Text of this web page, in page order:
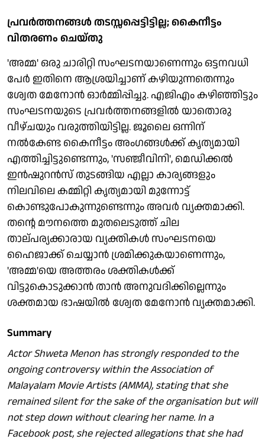
പ്രവർത്തനങ്ങൾ തടസ്സപ്പെട്ടിട്ടില്ല; കൈനീട്ടം
വിതരണം ചെയ്തു
'അമ്മ' ഒരു ചാരിറ്റി സംഘടനയാണെന്നും ഒട്ടനവധി
പേർ ഇതിനെ ആശ്രയിച്ചാണ് കഴിയുന്നതെന്നും
ശ്വേത മേനോൻ ഓർമ്മിപ്പിച്ചു. എജിഎം കഴിഞ്ഞിട്ടും
സംഘടനയുടെ പ്രവർത്തനങ്ങളിൽ യാതൊരു
വീഴ്ചയും വരുത്തിയിട്ടില്ല. ജൂലൈ ഒന്നിന്
നൽകേണ്ട കൈനീട്ടം അംഗങ്ങൾക്ക് കൃത്യമായി
എത്തിച്ചിട്ടുണ്ടെന്നും, 'സഞ്ജീവിനി', മെഡിക്കൽ
ഇൻഷുറൻസ് തുടങ്ങിയ എല്ലാ കാര്യങ്ങളും
നിലവിലെ കമ്മിറ്റി കൃത്യമായി മുന്നോട്ട്
കൊണ്ടുപോകുന്നുണ്ടെന്നും അവർ വ്യക്തമാക്കി.
തന്റെ മൗനത്തെ മുതലെടുത്ത് ചില
താല്പര്യക്കാരായ വ്യക്തികൾ സംഘടനയെ
ഹൈജാക്ക് ചെയ്യാൻ ശ്രമിക്കുകയാണെന്നും,
'അമ്മ'യെ അത്തരം ശക്തികൾക്ക്
വിട്ടുകൊടുക്കാൻ താൻ അനുവദിക്കില്ലെന്നും
ശക്തമായ ഭാഷയിൽ ശ്വേത മേനോൻ വ്യക്തമാക്കി.
Summary
Actor Shweta Menon has strongly responded to the
ongoing controversy within the Association of
Malayalam Movie Artists (AMMA), stating that she
remained silent for the sake of the organisation but will
not step down without clearing her name. In a
Facebook post, she rejected allegations that she had